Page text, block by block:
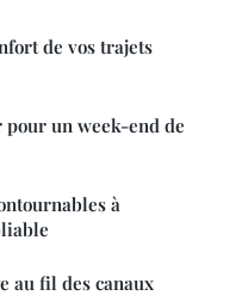
de vos trajets
un week-end de
à
au fil des canaux